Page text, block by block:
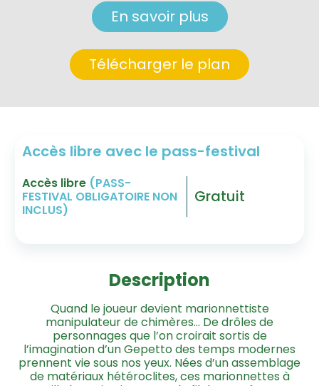
Télécharger le plan
En savoir plus
Accès libre avec le pass-festival
Accès libre (PASS-
FESTIVAL OBLIGATOIRE NON
INCLUS)
Gratuit
Description
Quand le joueur devient marionnettiste
manipulateur de chimères… De drôles de
personnages que l’on croirait sortis de
l’imagination d’un Gepetto des temps modernes
prennent vie sous nos yeux. Nées d’un assemblage
de matériaux hétéroclites, ces marionnettes à